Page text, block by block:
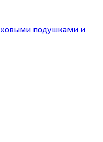
подушками и